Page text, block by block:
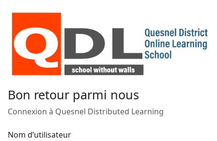
Bon retour parmi nous
Connexion à Quesnel Distributed Learning
Nom d’utilisateur